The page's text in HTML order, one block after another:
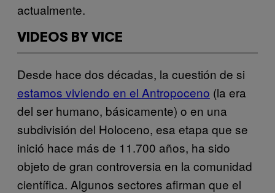
actualmente.
VIDEOS BY VICE
Desde hace dos décadas, la cuestión de si
estamos viviendo en el Antropoceno (la era
del ser humano, básicamente) o en una
subdivisión del Holoceno, esa etapa que se
inició hace más de 11.700 años, ha sido
objeto de gran controversia en la comunidad
científica. Algunos sectores afirman que el